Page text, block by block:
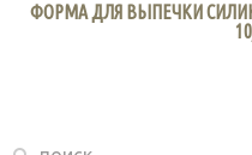
ФОРМА ДЛЯ ВЫПЕЧКИ